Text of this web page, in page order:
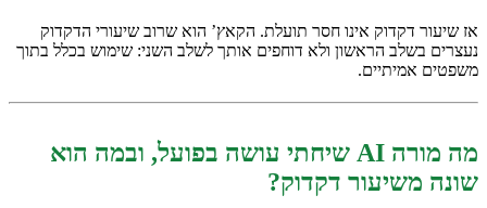
אז שיעור דקדוק אינו חסר תועלת. הקאץ’ הוא שרוב שיעורי הדקדוק
נעצרים בשלב הראשון ולא דוחפים אותך לשלב השני: שימוש בכלל בתוך
משפטים אמיתיים.
מה מורה AI שיחתי עושה בפועל, ובמה הוא
שונה משיעור דקדוק?